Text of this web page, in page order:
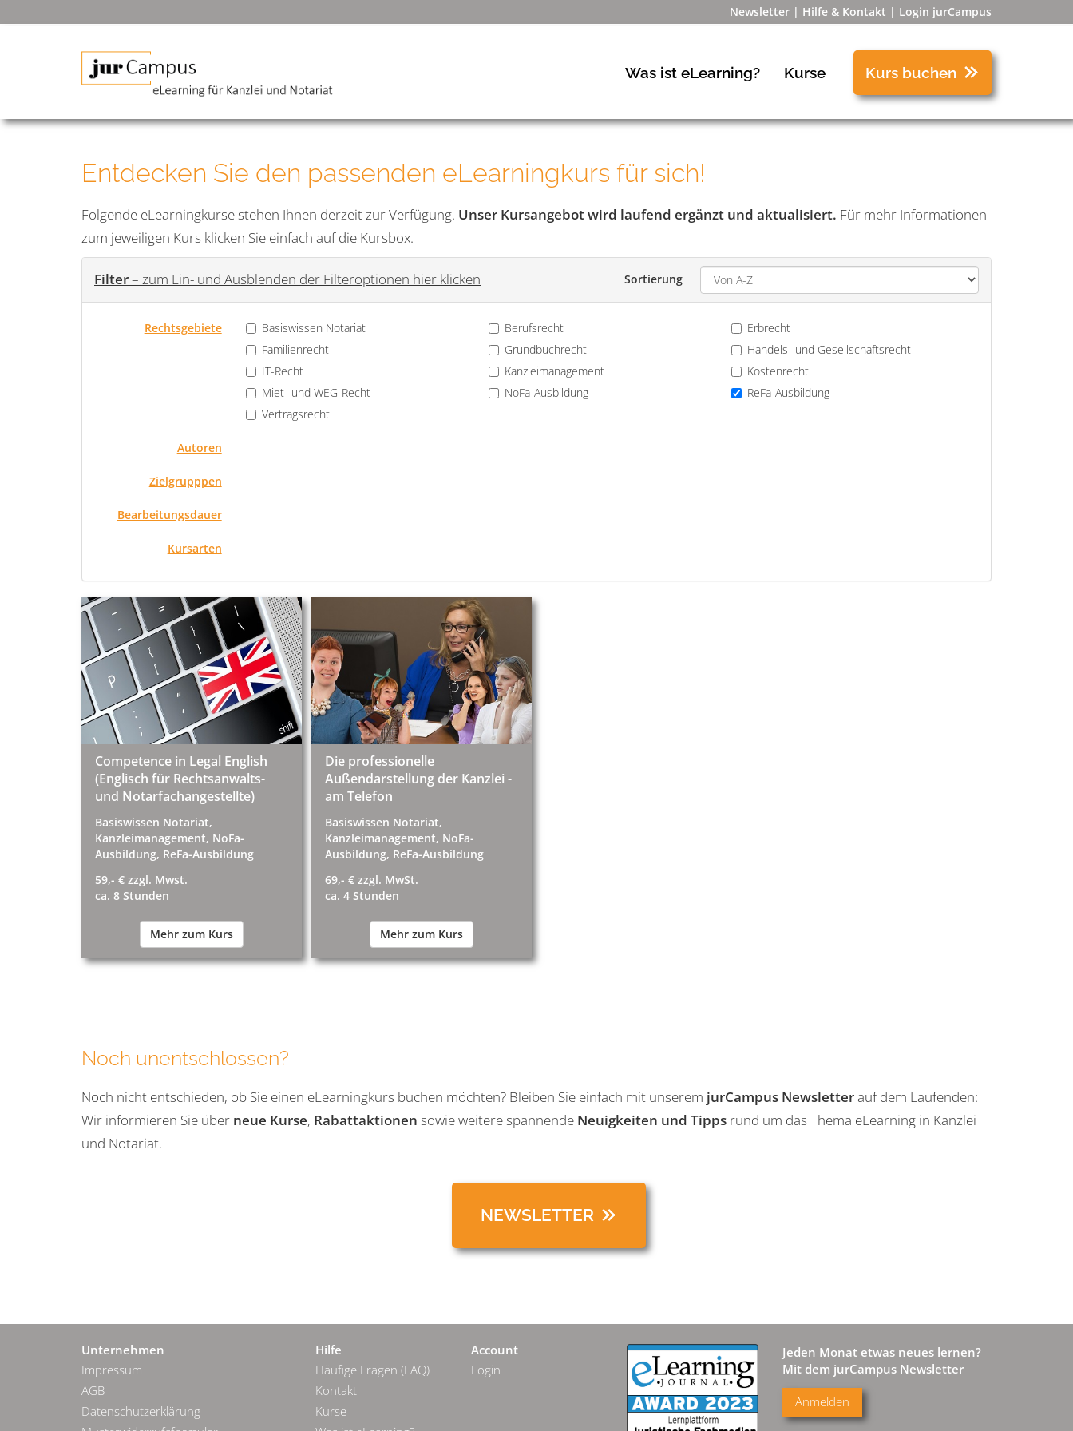
Newsletter Hilfe & Kontakt Login jurCampus
Was ist eLearning? Kurse Kurs buchen
Entdecken Sie den passenden eLearningkurs für sich!
Folgende eLearningkurse stehen Ihnen derzeit zur Verfügung. Unser Kursangebot wird laufend ergänzt und aktualisiert. Für mehr Informationen
zum jeweiligen Kurs klicken Sie einfach auf die Kursbox.
Filter– zum Ein- und Ausblenden der Filteroptionen hier klicken Sortierung
Rechtsgebiete Basiswissen Notariat Berufsrecht
Erbrecht
Familienrecht
Grundbuchrecht
Handels- und Gesellschaftsrecht
IT-Recht
Kanzleimanagement
Kostenrecht
Miet- und WEG-Recht
NoFa-Ausbildung
ReFa-Ausbildung
Vertragsrecht
Autoren
Zielgrupppen
Bearbeitungsdauer
Kursarten
Competence in Legal English
(Englisch für Rechtsanwalts-
und Notarfachangestellte)
Basiswissen Notariat,
Kanzleimanagement, NoFa-
Ausbildung, ReFa-Ausbildung
59,- € zzgl. Mwst.
ca. 8 Stunden
Mehr zum Kurs
Die professionelle
Außendarstellung der Kanzlei -
am Telefon
Basiswissen Notariat,
Kanzleimanagement, NoFa-
Ausbildung, ReFa-Ausbildung
69,- € zzgl. MwSt.
ca. 4 Stunden
Mehr zum Kurs
Noch unentschlossen?
Noch nicht entschieden, ob Sie einen eLearningkurs buchen möchten? Bleiben Sie einfach mit unserem jurCampus Newsletterauf dem Laufenden:
Wir informieren Sie über neue Kurse, Rabattaktionen sowie weitere spannende Neuigkeiten und Tipps rund um das Thema eLearning in Kanzlei
und Notariat.
NEWSLETTER
Unternehmen
Impressum
AGB
Datenschutzerklärung
Hilfe
Häufige Fragen (FAQ)
Kontakt
Kurse
Account
Login
Jeden Monat etwas neues lernen?
Mit dem jurCampus Newsletter